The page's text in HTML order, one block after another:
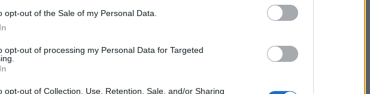
opt-out of the Sale of my Personal Data.
opt-out of processing my Personal Data for Targeted
opt-out of Collection, Use, Retention, Sale, and/or Sharing
di due delle famiglie più influenti, e più in
due si amano alla follia, ma sanno che non
del sole a causa dell’odio tra le loro famiglie: i
profondo tra le due famiglie porterà i giovani